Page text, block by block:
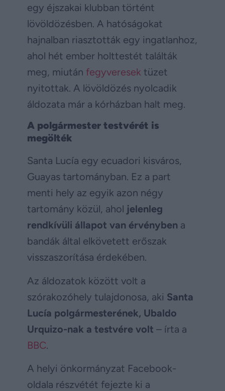
egy éjszakai klubban történt
lövöldözésben. A hatóságokat
hajnalban riasztották egy ingatlanhoz,
ahol hét ember holttestét találták
meg, miután fegyveresek tüzet
nyitottak. A lövöldözés nyolcadik
áldozata már a kórházban halt meg.
A polgármester testvérét is
megölték
Santa Lucía egy ecuadori kisváros,
Guayas tartományban. Ez a part
menti hely az egyik azon négy
tartomány közül, ahol jelenleg
rendkívüli állapot van érvényben a
bandák által elkövetett erőszak
visszaszorítása érdekében.
Az áldozatok között volt a
szórakozóhely tulajdonosa, aki Santa
Lucía polgármesterének, Ubaldo
Urquizo-nak a testvére volt – írta a
BBC.
A helyi önkormányzat Facebook-
oldala részvétét fejezte ki a